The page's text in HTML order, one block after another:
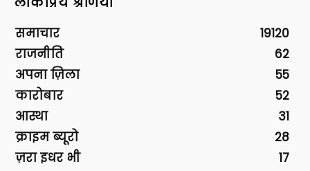
समाचार
19120
राजनीति
62
अपना ज़िला
55
कारोबार
52
आस्था
31
क्राइम ब्यूरो
28
ज़रा इधर भी
17